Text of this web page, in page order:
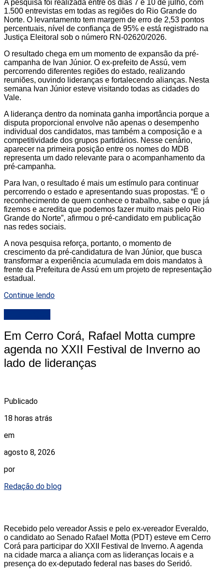
A pesquisa foi realizada entre os dias 7 e 10 de julho, com
1.500 entrevistas em todas as regiões do Rio Grande do
Norte. O levantamento tem margem de erro de 2,53 pontos
percentuais, nível de confiança de 95% e está registrado na
Justiça Eleitoral sob o número RN-02620/2026.
O resultado chega em um momento de expansão da pré-
campanha de Ivan Júnior. O ex-prefeito de Assú, vem
percorrendo diferentes regiões do estado, realizando
reuniões, ouvindo lideranças e fortalecendo alianças. Nesta
semana Ivan Júnior esteve visitando todas as cidades do
Vale.
A liderança dentro da nominata ganha importância porque a
disputa proporcional envolve não apenas o desempenho
individual dos candidatos, mas também a composição e a
competitividade dos grupos partidários. Nesse cenário,
aparecer na primeira posição entre os nomes do MDB
representa um dado relevante para o acompanhamento da
pré-campanha.
Para Ivan, o resultado é mais um estímulo para continuar
percorrendo o estado e apresentando suas propostas. “É o
reconhecimento de quem conhece o trabalho, sabe o que já
fizemos e acredita que podemos fazer muito mais pelo Rio
Grande do Norte”, afirmou o pré-candidato em publicação
nas redes sociais.
A nova pesquisa reforça, portanto, o momento de
crescimento da pré-candidatura de Ivan Júnior, que busca
transformar a experiência acumulada em dois mandatos à
frente da Prefeitura de Assú em um projeto de representação
estadual.
Continue lendo
Em Cerro Corá, Rafael Motta cumpre
agenda no XXII Festival de Inverno ao
lado de lideranças
Publicado
18 horas atrás
em
agosto 8, 2026
por
Redação do blog
Recebido pelo vereador Assis e pelo ex-vereador Everaldo,
o candidato ao Senado Rafael Motta (PDT) esteve em Cerro
Corá para participar do XXII Festival de Inverno. A agenda
na cidade marca a aliança com as lideranças locais e a
presença do ex-deputado federal nas bases do Seridó.